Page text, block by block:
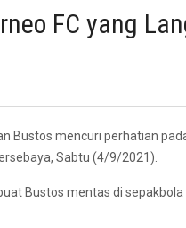
FC yang
Bustos mencuri perhatian
Sabtu (4/9/2021).
Bustos mentas di